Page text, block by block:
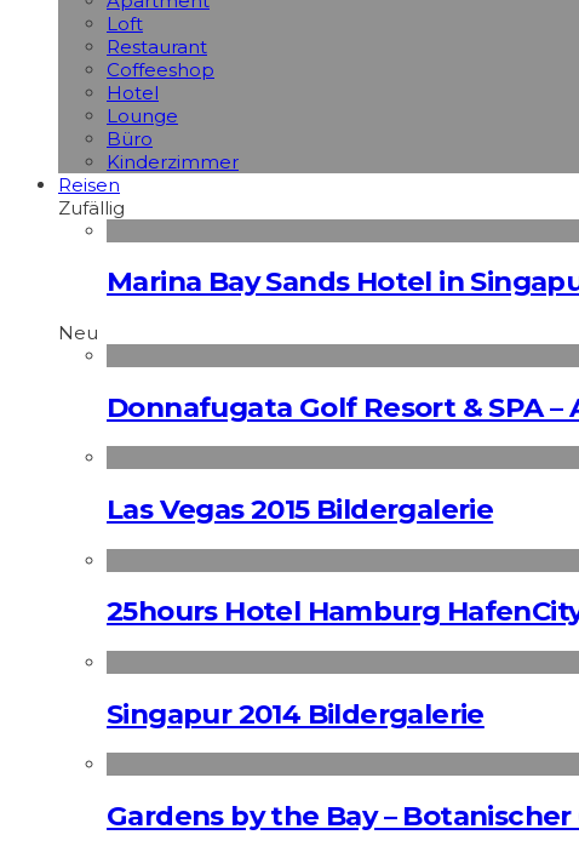
Loft
Restaurant
Coffeeshop
Hotel
Lounge
Büro
Kinderzimmer
Reisen
Zufällig
Marina Bay Sands Hotel in
Neu
Donnafugata Golf Resort & SPA
Las Vegas 2015 Bildergalerie
25hours Hotel Hamburg
Singapur 2014 Bildergalerie
Gardens by the Bay –